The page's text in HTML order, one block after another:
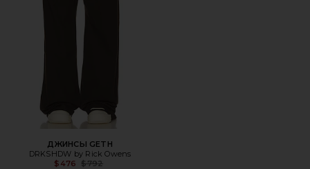
ДЖИНСЫ GETH
DRKSHDW by Rick Owens
$476
Previous price:
$792